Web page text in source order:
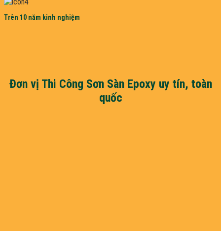
Trên 10 năm kinh nghiệm
Đơn vị Thi Công Sơn Sàn Epoxy uy tín, toàn
quốc